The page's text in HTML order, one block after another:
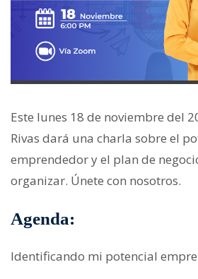
Este lunes 18 de noviembre del
Rivas dará una charla sobre el
emprendedor y el plan de
organizar. Únete con nosotros.
Agenda:
Identificando mi potencial